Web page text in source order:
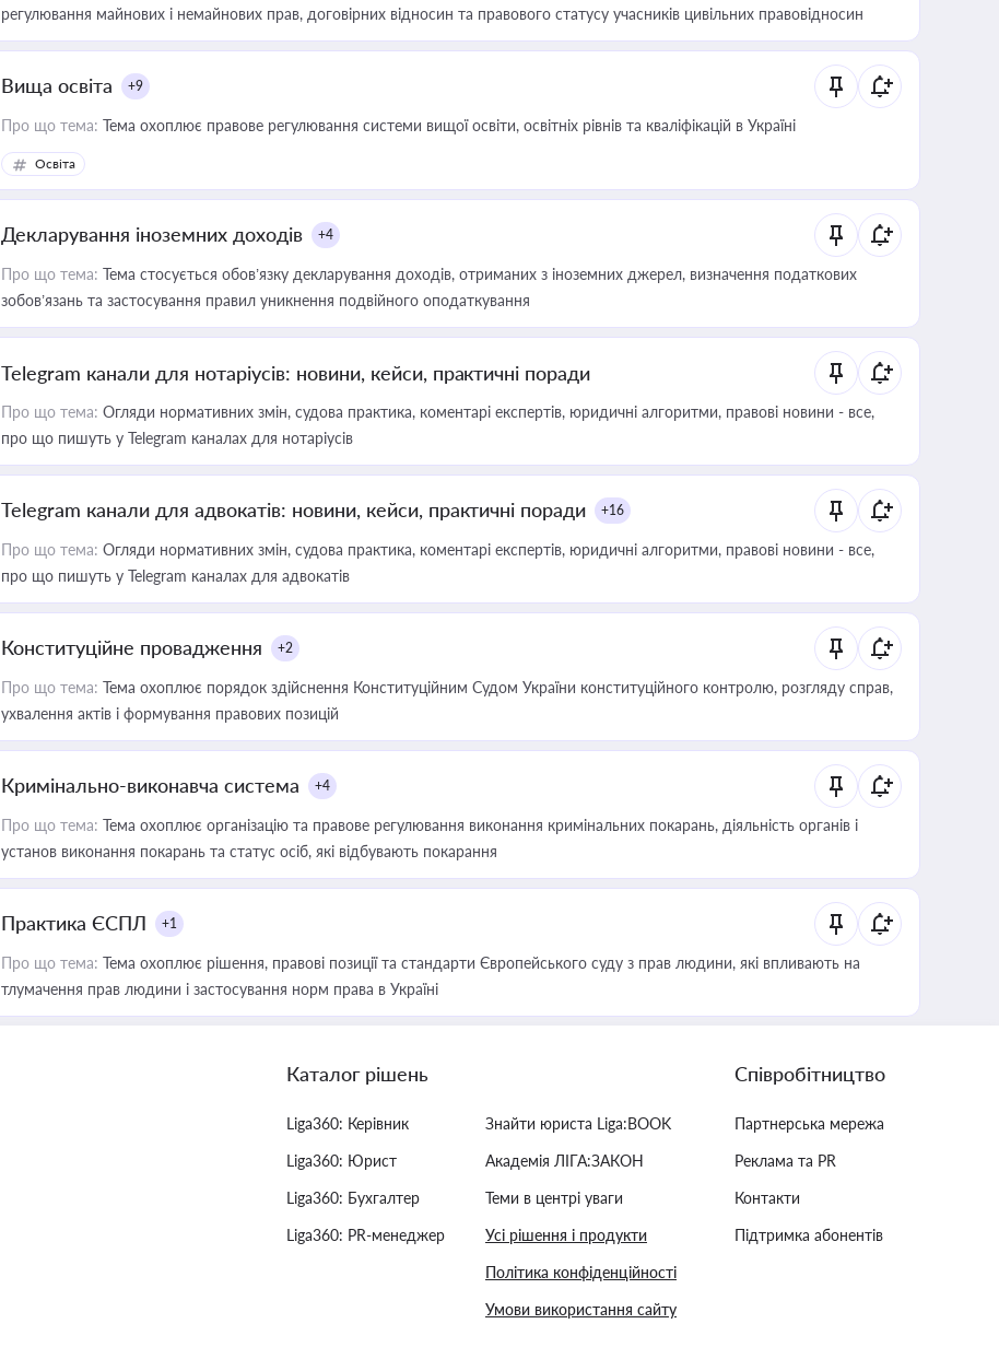
регулювання майнових і немайнових прав, договірних відносин та правового статусу учасників цивільних правовідносин
Вища освіта +9
Про що тема: Тема охоплює правове регулювання системи вищої освіти, освітніх рівнів та кваліфікацій в Україні
Освіта
Декларування іноземних доходів +4
Про що тема: Тема стосується обов’язку декларування доходів, отриманих з іноземних джерел, визначення податкових
зобов’язань та застосування правил уникнення подвійного оподаткування
Telegram канали для нотаріусів: новини, кейси, практичні поради
Про що тема: Огляди нормативних змін, судова практика, коментарі експертів, юридичні алгоритми, правові новини - все,
про що пишуть у Telegram каналах для нотаріусів
Telegram канали для адвокатів: новини, кейси, практичні поради +16
Про що тема: Огляди нормативних змін, судова практика, коментарі експертів, юридичні алгоритми, правові новини - все,
про що пишуть у Telegram каналах для адвокатів
Конституційне провадження +2
Про що тема: Тема охоплює порядок здійснення Конституційним Судом України конституційного контролю, розгляду справ,
ухвалення актів і формування правових позицій
Кримінально-виконавча система +4
Про що тема: Тема охоплює організацію та правове регулювання виконання кримінальних покарань, діяльність органів і
установ виконання покарань та статус осіб, які відбувають покарання
Практика ЄСПЛ +1
Про що тема: Тема охоплює рішення, правові позиції та стандарти Європейського суду з прав людини, які впливають на
тлумачення прав людини і застосування норм права в Україні
Каталог рішень
Liga360: Керівник
Liga360: Юрист
Liga360: Бухгалтер
Liga360: PR-менеджер
Знайти юриста Liga:BOOK
Академія ЛІГА:ЗАКОН
Теми в центрі уваги
Усі рішення і продукти
Політика конфіденційності
Умови використання сайту
Співробітництво
Партнерська мережа
Реклама та PR
Контакти
Підтримка абонентів